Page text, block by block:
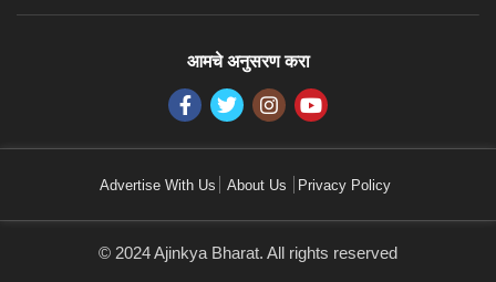
आमचे अनुसरण करा
Advertise With Us About Us Privacy Policy
© 2024 Ajinkya Bharat. All rights reserved